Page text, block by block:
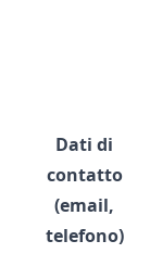
Dati di
contatto
(email,
telefono)